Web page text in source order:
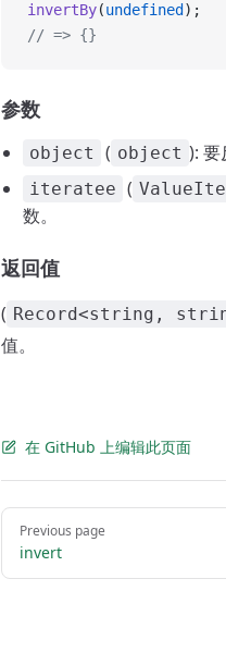
invertBy(undefined );
// => {}
参数
object ( object ): 要
iteratee (
数。
返回值
( Record<string,
值。
在 GitHub 上编辑此页面
Pager
Previous page
invert